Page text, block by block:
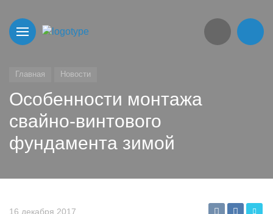
Главная Новости
Особенности монтажа
свайно-винтового
фундамента зимой
16 декабря 2017